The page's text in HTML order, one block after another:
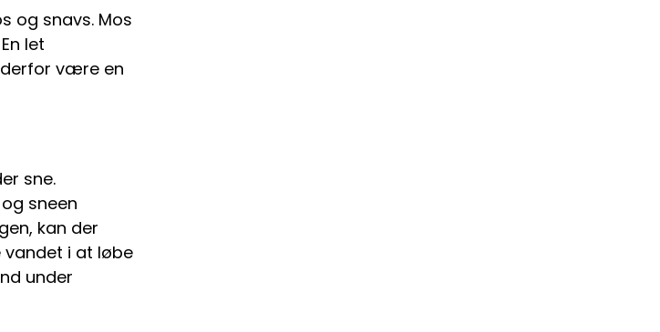
og snavs. Mos
let
derfor være en
sne.
sneen
kan der
vandet i at løbe
under